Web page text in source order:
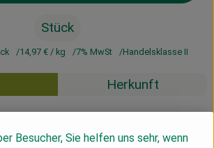
Stück
14,97 € / kg 7% MwSt Handelsklasse II
Herkunft
Besucher, Sie helfen uns sehr, wenn